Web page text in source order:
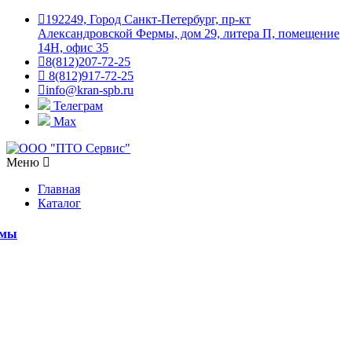
192249, Город Санкт-Петербург, пр-кт
Александровской Фермы, дом 29, литера П, помещение
14Н, офис 35
8(812)207-72-25
8(812)917-72-25
info@kran-spb.ru
Телеграм
Max
Меню
Главная
Каталог